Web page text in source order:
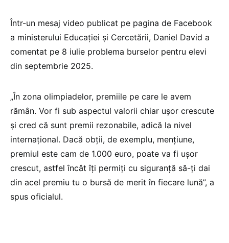
Într-un mesaj video publicat pe pagina de Facebook
a ministerului Educației și Cercetării, Daniel David a
comentat pe 8 iulie problema burselor pentru elevi
din septembrie 2025.
„În zona olimpiadelor, premiile pe care le avem
rămân. Vor fi sub aspectul valorii chiar ușor crescute
și cred că sunt premii rezonabile, adică la nivel
internațional. Dacă obții, de exemplu, mențiune,
premiul este cam de 1.000 euro, poate va fi ușor
crescut, astfel încât îți permiți cu siguranță să-ți dai
din acel premiu tu o bursă de merit în fiecare lună”, a
spus oficialul.